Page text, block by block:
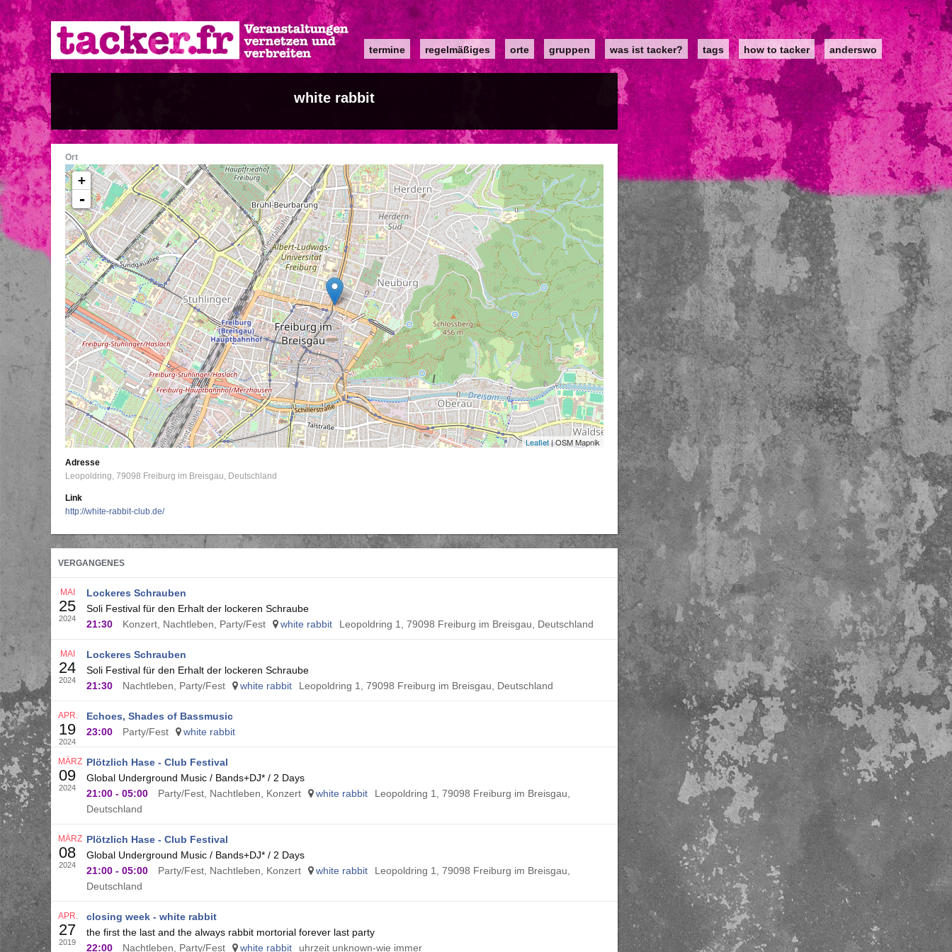
Direkt
zum
Inhalt
Main
navigation
termine regelmäßiges orte gruppen was ist tacker? tags how to tacker anderswo
white rabbit
Ort
+
-
Leaflet| OSM Mapnik
Adresse
Leopoldring 79098 Freiburg im Breisgau Deutschland
Link
http://white-rabbit-club.de/
VERGANGENES
Lockeres Schrauben
Soli Festival für den Erhalt der lockeren Schraube
21:30
Konzert, Nachtleben, Party/Fest white rabbit Leopoldring 1, 79098 Freiburg im Breisgau, Deutschland
MAI
25
2024
Lockeres Schrauben
Soli Festival für den Erhalt der lockeren Schraube
21:30
Nachtleben, Party/Fest white rabbit Leopoldring 1, 79098 Freiburg im Breisgau, Deutschland
MAI
24
2024
Echoes, Shades of Bassmusic
23:00
Party/Fest white rabbit
APR.
19
2024
Plötzlich Hase - Club Festival
Global Underground Music / Bands+DJ* / 2 Days
21:00 - 05:00 Party/Fest, Nachtleben, Konzert white rabbit
Leopoldring 1, 79098 Freiburg im Breisgau,
Deutschland
MÄRZ
09
2024
Plötzlich Hase - Club Festival
Global Underground Music / Bands+DJ* / 2 Days
21:00 - 05:00 Party/Fest, Nachtleben, Konzert white rabbit
Leopoldring 1, 79098 Freiburg im Breisgau,
Deutschland
MÄRZ
08
2024
closing week - white rabbit
the first the last and the always rabbit mortorial forever last party
22:00
Nachtleben, Party/Fest white rabbit uhrzeit unknown-wie immer
APR.
27
2019